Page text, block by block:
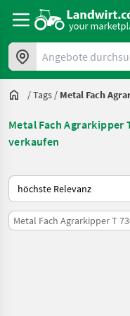
Angebote durchsuchen
/Tags / Metal Fach
Metal Fach Agrarkipper
verkaufen
So wird auf Landwirt.com
Metal Fach Agrarkipper T